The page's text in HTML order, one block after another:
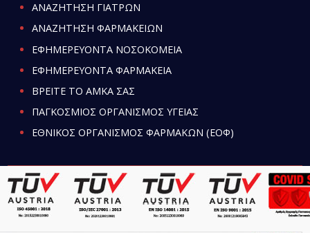
ΑΝΑΖΗΤΗΣΗ ΓΙΑΤΡΩΝ
ΑΝΑΖΗΤΗΣΗ ΦΑΡΜΑΚΕΙΩΝ
ΕΦΗΜΕΡΕΥΟΝΤΑ ΝΟΣΟΚΟΜΕΙΑ
ΕΦΗΜΕΡΕΥΟΝΤΑ ΦΑΡΜΑΚΕΙΑ
ΒΡΕΙΤΕ ΤΟ ΑΜΚΑ ΣΑΣ
ΠΑΓΚΟΣΜΙΟΣ ΟΡΓΑΝΙΣΜΟΣ ΥΓΕΙΑΣ
ΕΘΝΙΚΟΣ ΟΡΓΑΝΙΣΜΟΣ ΦΑΡΜΑΚΩΝ (ΕΟΦ)